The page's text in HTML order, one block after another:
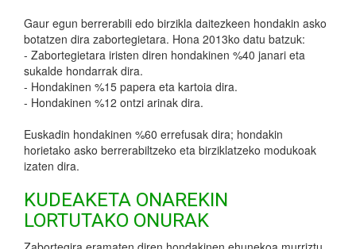
Gaur egun berrerabili edo birzikla daitezkeen hondakin asko
botatzen dira zabortegietara. Hona 2013ko datu batzuk:
- Zabortegietara iristen diren hondakinen %40 janari eta
sukalde hondarrak dira.
- Hondakinen %15 papera eta kartoia dira.
- Hondakinen %12 ontzi arinak dira.
Euskadin hondakinen %60 errefusak dira; hondakin
horietako asko berrerabiltzeko eta birziklatzeko modukoak
izaten dira.
KUDEAKETA ONAREKIN
LORTUTAKO ONURAK